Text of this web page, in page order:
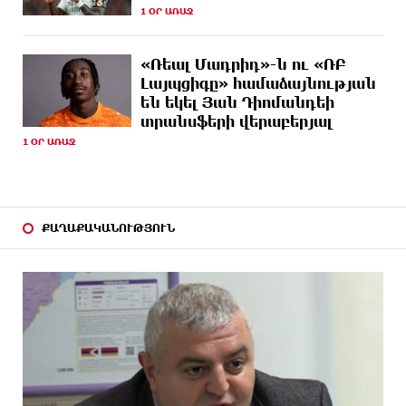
լինել
ԵԱՏՄ֊ն չի ուզում, որ իր միջոցներով զարգանա
Հայաստանի տնտեսությունը ու հետո գնա ԵՄ.
Արշակ Կարապետյան
14 ԺԱՄ
ԱՄՆ վերաքննիչ դատարանը արգելափակել է
14 ԺԱՄ
ԱՌԱՋ
Կաթողիկոսի նկատմամբ իրականացվող
բռնադատավարությունը միահեծան իշխանության
14 ԺԱՄ
ԱՌԱՋ
Մեր երկրում իշխանության և ընդդիմության
անվերջանալի պայքարում տուժում է միայն ու
միայն ՀՀ քաղաքացին. Աննա Կոստանյան
ԱՌԱՋ
Փրկարարները հայտանաբերել են մոլորված
զբոսաշրջիկներին
1 ՕՐ ԱՌԱՋ
«Ռեալ Մադրիդ»-ն ու «ՌԲ
Լայպցիգը» համաձայնության
են եկել Յան Դիոմանդեի
տրանսֆերի վերաբերյալ
1 ՕՐ ԱՌԱՋ
ՔԱՂԱՔԱԿԱՆՈՒԹՅՈՒՆ